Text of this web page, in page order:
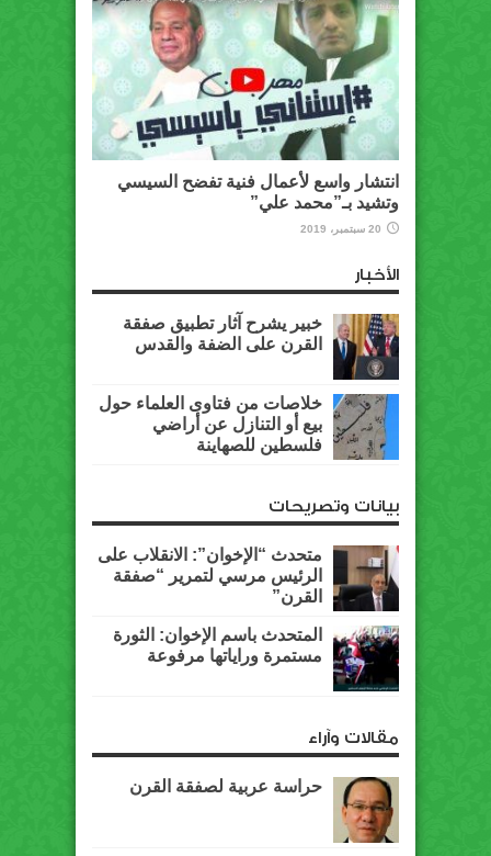
انتشار واسع لأعمال فنية تفضح السيسي
وتشيد بـ”محمد علي”
20 سبتمبر، 2019
الأخبار
خبير يشرح آثار تطبيق صفقة
القرن على الضفة والقدس
خلاصات من فتاوى العلماء حول
بيع أو التنازل عن أراضي
فلسطين للصهاينة
بيانات وتصريحات
متحدث “الإخوان”: الانقلاب على
الرئيس مرسي لتمرير “صفقة
القرن”
المتحدث باسم الإخوان: الثورة
مستمرة وراياتها مرفوعة
مقالات وآراء
حراسة عربية لصفقة القرن